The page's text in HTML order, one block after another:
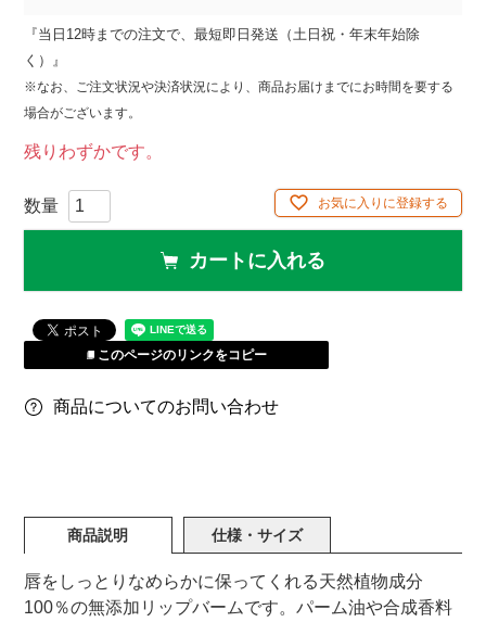
『当日12時までの注文で、最短即日発送（土日祝・年末年始除
く）』
※なお、ご注文状況や決済状況により、商品お届けまでにお時間を要する
場合がございます。
残りわずかです。
お気に入りに登録する
カートに入れる
このページのリンクをコピー
商品についてのお問い合わせ
商品説明 仕様・サイズ
唇をしっとりなめらかに保ってくれる天然植物成分
100％の無添加リップバームです。パーム油や合成香料